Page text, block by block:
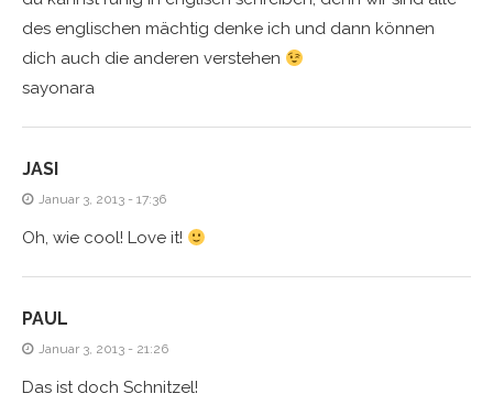
des englischen mächtig denke ich und dann können
dich auch die anderen verstehen
sayonara
JASI
Januar 3, 2013 - 17:36
Oh, wie cool! Love it!
PAUL
Januar 3, 2013 - 21:26
Das ist doch Schnitzel!